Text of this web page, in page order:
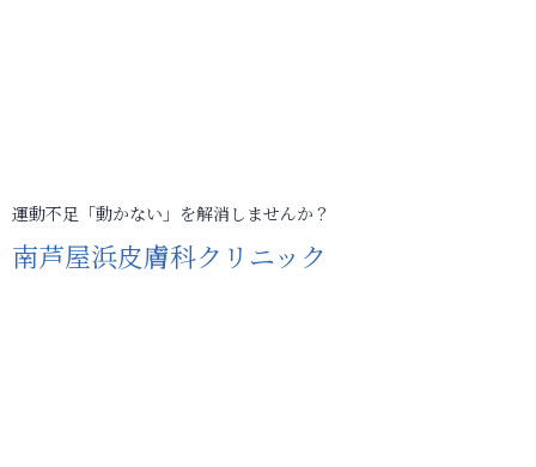
運動不足「動かない」を解消しませんか？
南芦屋浜皮膚科クリニック